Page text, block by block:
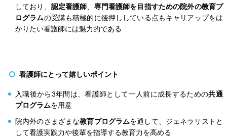
しており、 認定看護師
専門看護師を目指すための院外の教育プ
ログラムの受講も積極的に後押ししている点もキャリアップをは
かりたい看護師には魅力的である
看護師にとって嬉しいポイント
入職後から3年間は、看護師として一人前に成長するための共通
プログラムを用意
院内外のさまざまな教育プログラムを通して、ジェネラリストと
して看護実践力や後輩を指導する教育力を高める